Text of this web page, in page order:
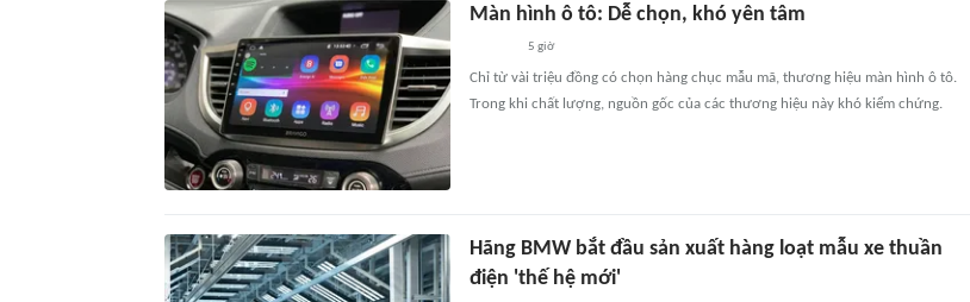
Màn hình ô tô: Dễ chọn, khó yên tâm
5 giờ
Chỉ từ vài triệu đồng có chọn hàng chục mẫu mã, thương hiệu màn hình ô tô.
Trong khi chất lượng, nguồn gốc của các thương hiệu này khó kiểm chứng.
Hãng BMW bắt đầu sản xuất hàng loạt mẫu xe thuần
điện 'thế hệ mới'